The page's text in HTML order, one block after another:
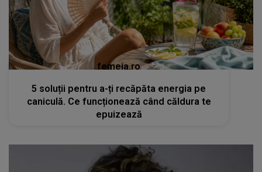
femeia.ro
5 soluții pentru a-ți recăpăta energia pe
caniculă. Ce funcționează când căldura te
epuizează